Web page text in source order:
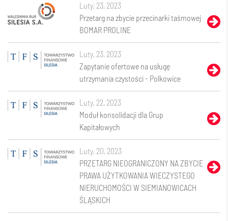
luty, 23, 2023
Przetarg na zbycie przecinarki taśmowej
BOMAR PROLINE
luty, 23, 2023
Zapytanie ofertowe na usługę
utrzymania czystości - Polkowice
luty, 22, 2023
Moduł konsolidacji dla Grup
Kapitałowych
luty, 20, 2023
PRZETARG NIEOGRANICZONY NA ZBYCIE
PRAWA UŻYTKOWANIA WIECZYSTEGO
NIERUCHOMOŚCI W SIEMIANOWICACH
ŚLĄSKICH